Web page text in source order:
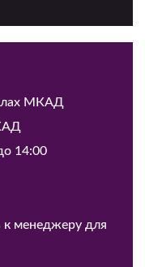
МКАД
14:00
к менеджеру для